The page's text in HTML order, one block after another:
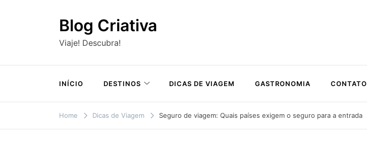
Blog Criativa
Viaje! Descubra!
INÍCIO DESTINOS DICAS DE VIAGEM GASTRONOMIA CONTATO
Home Dicas de Viagem Seguro de viagem: Quais países exigem o seguro para a entrada